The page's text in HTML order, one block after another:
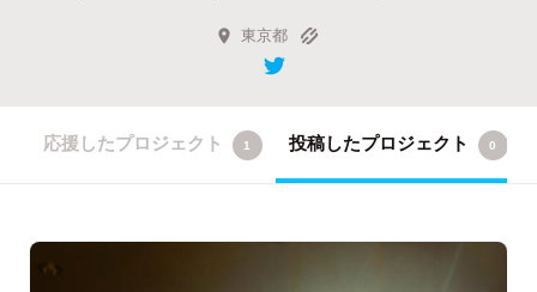
東京都
応援したプロジェクト 1 投稿したプロジェクト 0